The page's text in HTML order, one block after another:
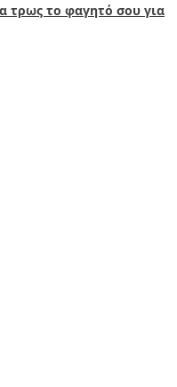
τρως το φαγητό σου για